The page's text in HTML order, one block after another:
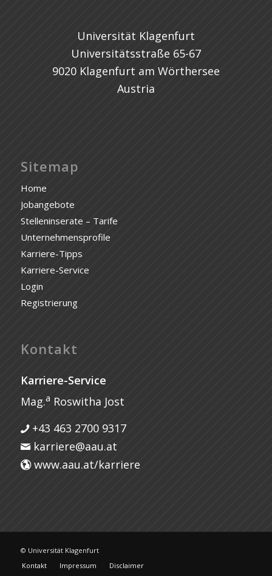
Universität Klagenfurt
Universitätsstraße 65-67
9020 Klagenfurt am Wörthersee
Austria
Sitemap
Home
Jobangebote
Stelleninserate – Tarife
Unternehmensprofile
Karriere-Tipps
Karriere-Service
Login
Registrierung
Kontakt
Karriere-Service
Mag.a Roswitha Jost
+43 463 2700 9317
karriere@aau.at
www.aau.at/karriere
© Universität Klagenfurt
Kontakt
Impressum Disclaimer